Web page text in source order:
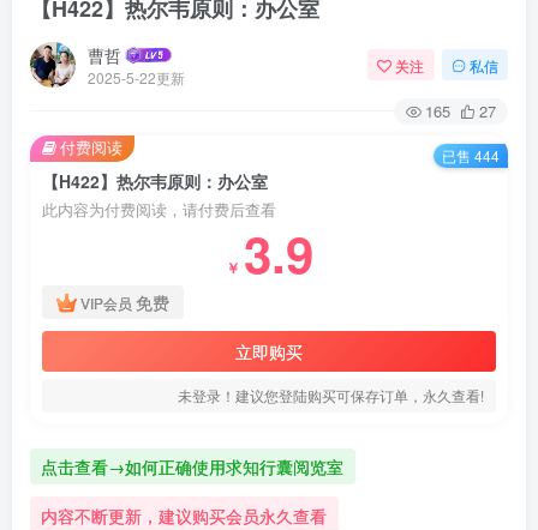
【H422】热尔韦原则：办公室
曹哲
2025-5-22更新
关注 私信
165 27
【H422】热尔韦原则：办公室
此内容为付费阅读，请付费后查看
￥ 3.9
VIP会员 免费
立即购买
未登录！建议您登陆购买可保存订单，永久查看!
付费阅读 已售 444
点击查看→如何正确使用求知行囊阅览室
内容不断更新，建议购买会员永久查看